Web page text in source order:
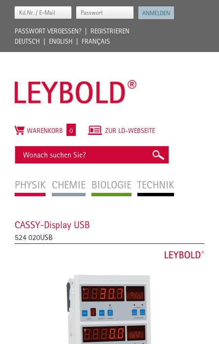
PASSWORT VERGESSEN?
REGISTRIEREN
DEUTSCH
ENGLISH FRANÇAIS
PHYSIK CHEMIE BIOLOGIE TECHNIK
ZUR LD-WEBSEITE
WARENKORB 0
CASSY-Display USB
524 020USB